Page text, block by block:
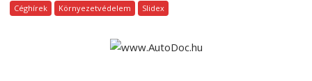
Céghírek Környezetvédelem Slidex